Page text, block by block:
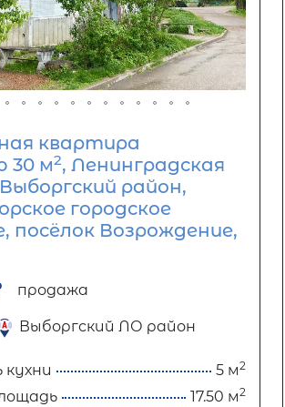
квартира
30 м2, Ленинградская
район,
городское
посёлок Возрождение,
продажа
Выборгский ЛО район
5 м2
17.50 м2